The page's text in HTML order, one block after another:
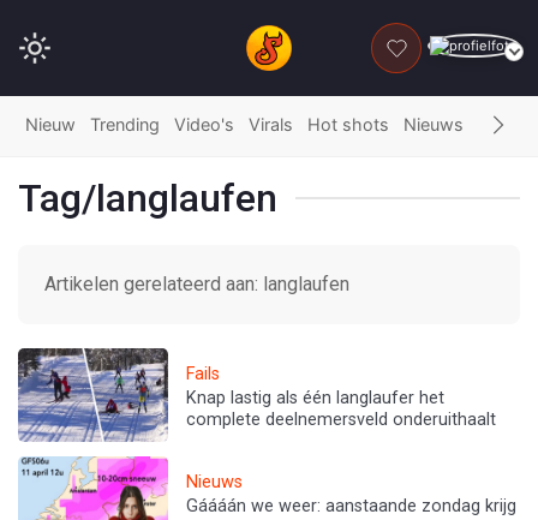
DONEER
Nieuw Trending Video's Virals Hot shots Nieuws Fails
Tag/langlaufen
Artikelen gerelateerd aan: langlaufen
Fails
Knap lastig als één langlaufer het
complete deelnemersveld onderuithaalt
Nieuws
Gáááán we weer: aanstaande zondag krijg